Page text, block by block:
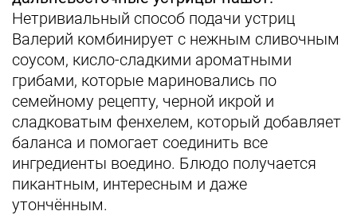
Нетривиальный способ подачи устриц
Валерий комбинирует с нежным сливочным
соусом, кисло-сладкими ароматными
грибами, которые мариновались по
семейному рецепту, черной икрой и
сладковатым фенхелем, который добавляет
баланса и помогает соединить все
ингредиенты воедино. Блюдо получается
пикантным, интересным и даже
утончённым.